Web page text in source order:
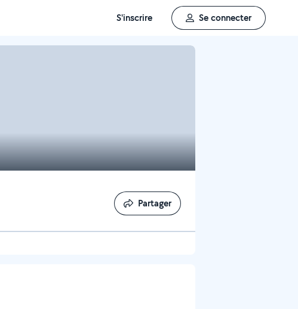
S'inscrire Se connecter
Partager
Partager